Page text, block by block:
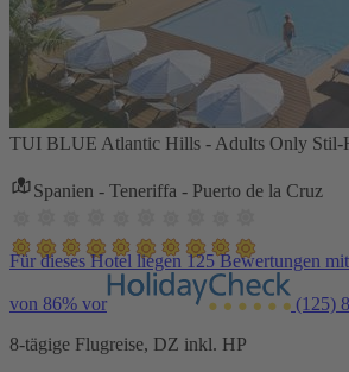
TUI BLUE Atlantic Hills - Adults Only Stil-
Spanien - Teneriffa - Puerto de la Cruz
Für dieses Hotel liegen 125 Bewertungen
von 86% vor (125)
8-tägige Flugreise, DZ inkl. HP